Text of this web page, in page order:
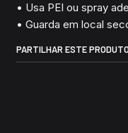
• Usa PEI ou spray
• Guarda em local
PARTILHAR ESTE